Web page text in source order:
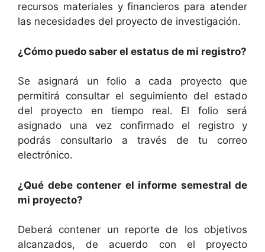
recursos materiales y financieros para atender
las necesidades del proyecto de investigación.
¿Cómo puedo saber el estatus de mi registro?
Se asignará un folio a cada proyecto que
permitirá consultar el seguimiento del estado
del proyecto en tiempo real. El folio será
asignado una vez confirmado el registro y
podrás consultarlo a través de tu correo
electrónico.
¿Qué debe contener el informe semestral de
mi proyecto?
Deberá contener un reporte de los objetivos
alcanzados, de acuerdo con el proyecto